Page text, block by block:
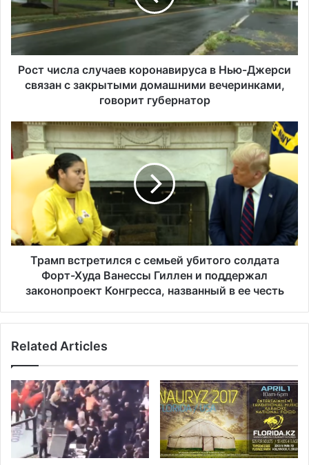
с
л
а
а
е
в
к
н
а
с
в
ю
-
Д
ж
е
Рост числа случаев коронавируса в Нью-Джерси
связан с закрытыми домашними вечеринками,
говорит губернатор
Т
р
а
м
т
р
с
м
ь
е
й
Трамп встретился с семьей убитого солдата
Форт-Худа Ванессы Гиллен и поддержал
законопроект Конгресса, названный в ее честь
Related Articles